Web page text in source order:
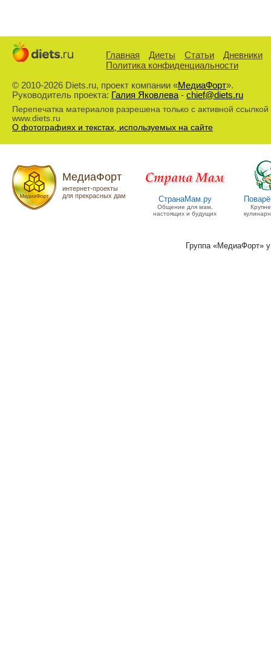
Главная Диеты Статьи
Дневники
Политика конфиденциальности
© 2010-2026 Diets.ru, проект компании «МедиаФорт».
Руководитель проекта: Галия Яковлева- chief@diets.ru
Перепечатка материалов разрешена только с активной ссылкой
www.diets.ru
О фотографиях и текстах, используемых на сайте
МедиаФорт
интернет-проекты
для прекрасных дам
СтранаМам.ру
Общение для мам,
настоящих и будущих
Группа «МедиаФорт»